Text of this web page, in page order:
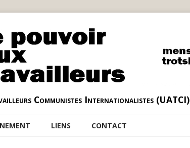
Communistes Internationalistes (UATCI)
LIENS CONTACT